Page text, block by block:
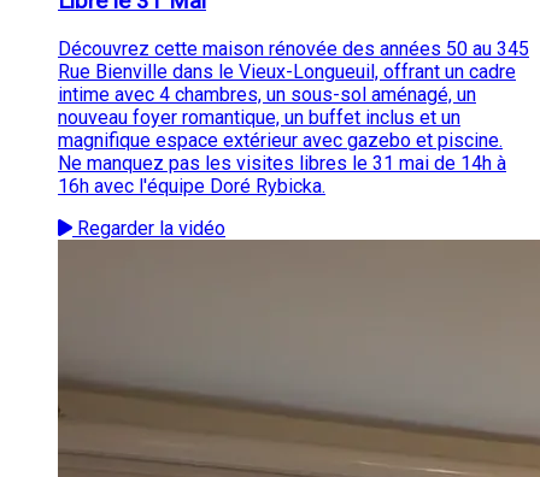
Découvrez cette maison rénovée des années 50 au 345
Rue Bienville dans le Vieux-Longueuil, offrant un cadre
intime avec 4 chambres, un sous-sol aménagé, un
nouveau foyer romantique, un buffet inclus et un
magnifique espace extérieur avec gazebo et piscine.
Ne manquez pas les visites libres le 31 mai de 14h à
16h avec l'équipe Doré Rybicka.
Regarder la vidéo